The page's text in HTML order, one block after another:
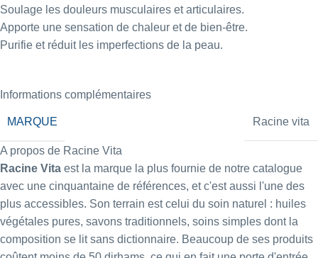
Soulage les douleurs musculaires et articulaires.
Apporte une sensation de chaleur et de bien-être.
Purifie et réduit les imperfections de la peau.
Informations complémentaires
MARQUE Racine vita
A propos de Racine Vita
Racine Vita est la marque la plus fournie de notre catalogue
avec une cinquantaine de références, et c'est aussi l'une des
plus accessibles. Son terrain est celui du soin naturel : huiles
végétales pures, savons traditionnels, soins simples dont la
composition se lit sans dictionnaire. Beaucoup de ses produits